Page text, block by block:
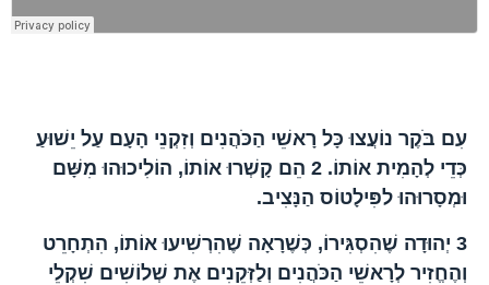
עִם בֹּקֶר נוֹעֲצוּ כָּל רָאשֵׁי הַכֹּהֲנִים וְזִקְנֵי הָעָם עַל יֵשׁוּעַ
כְּדֵי לְהָמִית אוֹתוֹ. 2 הֵם קָשְׁרוּ אוֹתוֹ, הוֹלִיכוּהוּ מִשָּׁם
וּמְסָרוּהוּ לפִּילָטוֹס הַנָּצִיב.
3 יְהוּדָה שֶׁהִסְגִּירוֹ, כְּשֶׁרָאָה שֶׁהִרְשִׁיעוּ אוֹתוֹ, הִתְחָרֵט
וְהֶחֱזִיר לְרָאשֵׁי הַכֹּהֲנִים וְלַזְּקֵנִים אֶת שְׁלוֹשִׁים שִׁקְלֵי